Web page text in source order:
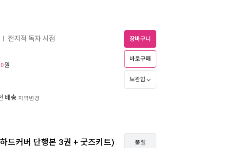
전지적 독자 시점
원
배송 지역변경
장바구니
바로구매
보관함
드커버 단행본 3권 + 굿즈키트) 품절